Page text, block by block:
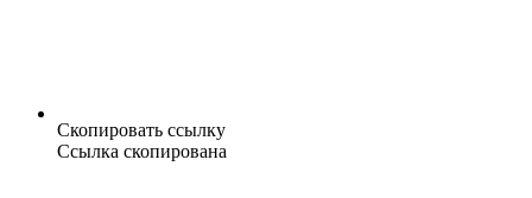
Скопировать ссылку
Ссылка скопирована